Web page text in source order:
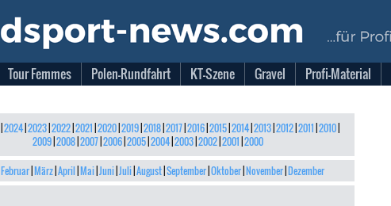
Tour Femmes Polen-Rundfahrt KT-Szene Gravel Profi-Material
2024| 2023| 2022| 2021 2020| 2019| 2018| 2017| 2016| 2015| 2014| 2013| 2012| 2011 2010|
2009| 2008| 2007| 2006| 2005| 2004| 2003| 2002| 2001 2000
Februar März April Mai Juni Juli August September Oktober November Dezember